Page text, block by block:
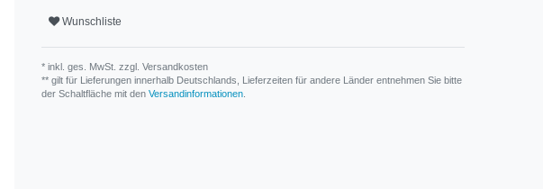
Wunschliste
* inkl. ges. MwSt. zzgl. Versandkosten
** gilt für Lieferungen innerhalb Deutschlands, Lieferzeiten für andere Länder entnehmen Sie bitte
der Schaltfläche mit den Versandinformationen